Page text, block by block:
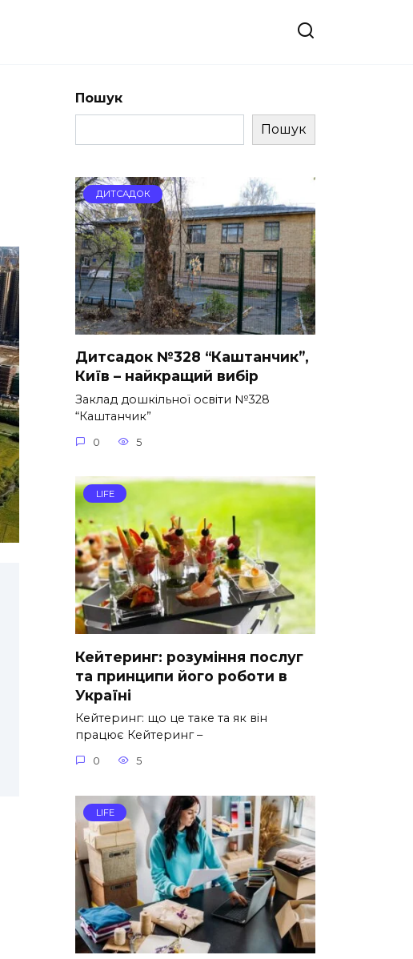
Пошук
Пошук
ДИТСАДОК
Дитсадок №328 “Каштанчик”,
Київ – найкращий вибір
Заклад дошкільної освіти №328
“Каштанчик”
0 5
LIFE
Кейтеринг: розуміння послуг
та принципи його роботи в
Україні
Кейтеринг: що це таке та як він
працює Кейтеринг –
0 5
LIFE